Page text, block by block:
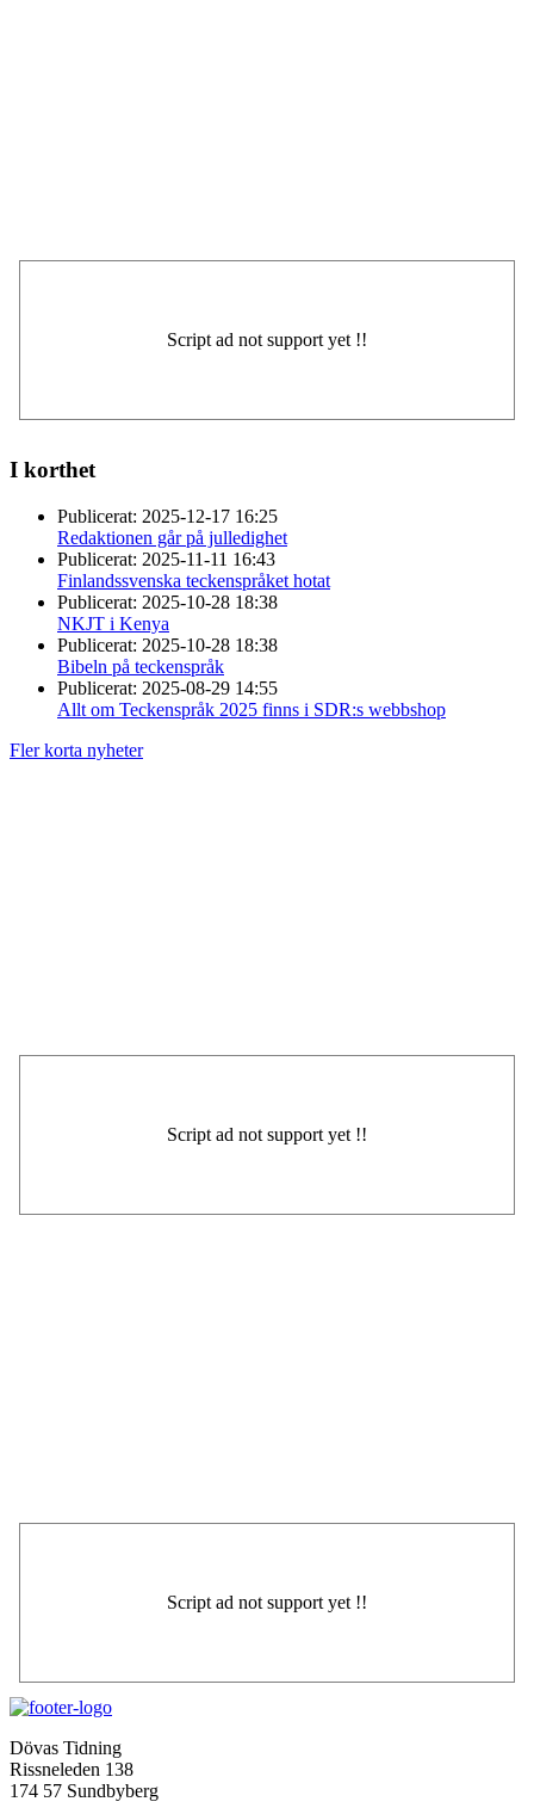
I korthet
Publicerat: 2025-12-17 16:25
Redaktionen går på julledighet
Publicerat: 2025-11-11 16:43
Finlandssvenska teckenspråket hotat
Publicerat: 2025-10-28 18:38
NKJT i Kenya
Publicerat: 2025-10-28 18:38
Bibeln på teckenspråk
Publicerat: 2025-08-29 14:55
Allt om Teckenspråk 2025 finns i SDR:s webbshop
Fler korta nyheter
Dövas Tidning
Rissneleden 138
174 57 Sundbyberg